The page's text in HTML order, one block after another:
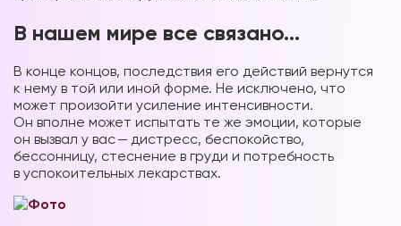
В нашем мире все связано…
В конце концов, последствия его действий вернутся
к нему в той или иной форме. Не исключено, что
может произойти усиление интенсивности.
Он вполне может испытать те же эмоции, которые
он вызвал у вас — дистресс, беспокойство,
бессонницу, стеснение в груди и потребность
в успокоительных лекарствах.